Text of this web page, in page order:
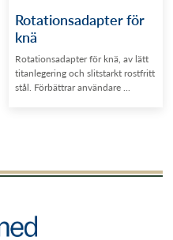
Rotationsadapter för
knä
Rotationsadapter för knä, av lätt
titanlegering och slitstarkt rostfritt
stål. Förbättrar användare ...